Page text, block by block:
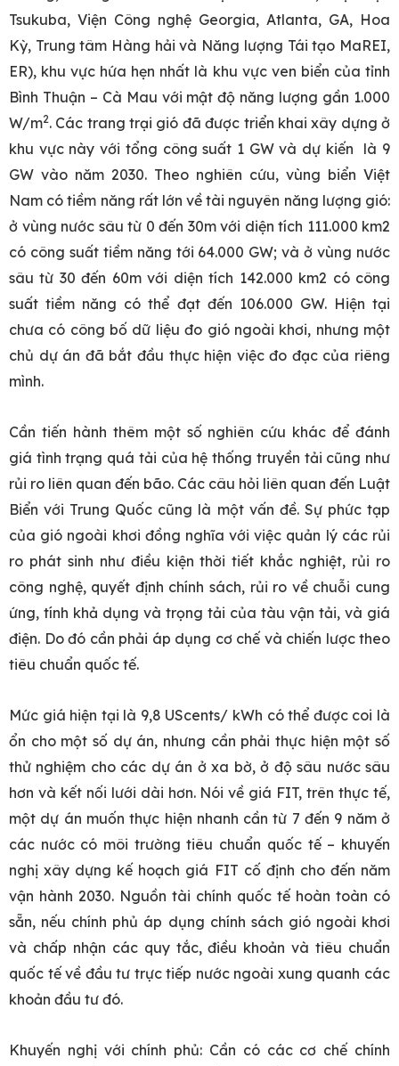
Tsukuba, Viện Công nghệ Georgia, Atlanta, GA, Hoa
Kỳ, Trung tâm Hàng hải và Năng lượng Tái tạo MaREI,
ER), khu vực hứa hẹn nhất là khu vực ven biển của tỉnh
Bình Thuận – Cà Mau với mật độ năng lượng gần 1.000
W/m2. Các trang trại gió đã được triển khai xây dựng ở
khu vực này với tổng công suất 1 GW và dự kiến ​​ là 9
GW vào năm 2030. Theo nghiên cứu, vùng biển Việt
Nam có tiềm năng rất lớn về tài nguyên năng lượng gió:
ở vùng nước sâu từ 0 đến 30m với diện tích 111.000 km2
có công suất tiềm năng tới 64.000 GW; và ở vùng nước
sâu từ 30 đến 60m với diện tích 142.000 km2 có công
suất tiềm năng có thể đạt đến 106.000 GW. Hiện tại
chưa có công bố dữ liệu đo gió ngoài khơi, nhưng một
chủ dự án đã bắt đầu thực hiện việc đo đạc của riêng
mình.
Cần tiến hành thêm một số nghiên cứu khác để đánh
giá tình trạng quá tải của hệ thống truyền tải cũng như
rủi ro liên quan đến bão. Các câu hỏi liên quan đến Luật
Biển với Trung Quốc cũng là một vấn đề. Sự phức tạp
của gió ngoài khơi đồng nghĩa với việc quản lý các rủi
ro phát sinh như điều kiện thời tiết khắc nghiệt, rủi ro
công nghệ, quyết định chính sách, rủi ro về chuỗi cung
ứng, tính khả dụng và trọng tải của tàu vận tải, và giá
điện. Do đó cần phải áp dụng cơ chế và chiến lược theo
tiêu chuẩn quốc tế.
Mức giá hiện tại là 9,8 UScents/ kWh có thể được coi là
ổn cho một số dự án, nhưng cần phải thực hiện một số
thử nghiệm cho các dự án ở xa bờ, ở độ sâu nước sâu
hơn và kết nối lưới dài hơn. Nói về giá FIT, trên thực tế,
một dự án muốn thực hiện nhanh cần từ 7 đến 9 năm ở
các nước có môi trường tiêu chuẩn quốc tế – khuyến
nghị xây dựng kế hoạch giá FIT cố định cho đến năm
vận hành 2030. Nguồn tài chính quốc tế hoàn toàn có
sẵn, nếu chính phủ áp dụng chính sách gió ngoài khơi
và chấp nhận các quy tắc, điều khoản và tiêu chuẩn
quốc tế về đầu tư trực tiếp nước ngoài xung quanh các
khoản đầu tư đó.
Khuyến nghị với chính phủ: Cần có các cơ chế chính